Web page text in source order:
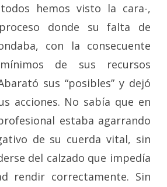
hemos visto la cara-,
donde su falta de
con la consecuente
de sus recursos
sus “posibles” y dejó
acciones. No sabía que en
estaba agarrando
de su cuerda vital, sin
del calzado que impedía
rendir correctamente. Sin